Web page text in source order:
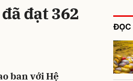
đạt 362
ban với Hệ
ĐỌC